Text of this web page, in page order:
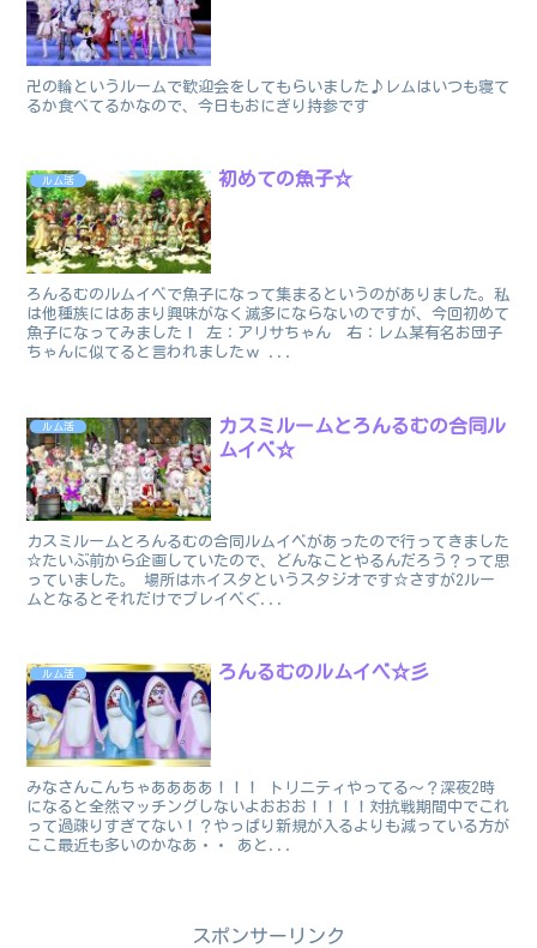
卍の輪というルームで歓迎会をしてもらいました♪レムはいつも寝て
るか食べてるかなので、今日もおにぎり持参です
ルム活 初めての魚子☆
ろんるむのルムイベで魚子になって集まるというのがありました。私
は他種族にはあまり興味がなく滅多にならないのですが、今回初めて
魚子になってみました！ 左：アリサちゃん 右：レム某有名お団子
ちゃんに似てると言われましたｗ ...
ルム活
カスミルームとろんるむの合同ル
ムイベ☆
カスミルームとろんるむの合同ルムイベがあったので行ってきました
☆たいぶ前から企画していたので、どんなことやるんだろう？って思
っていました。 場所はホイスタというスタジオです☆さすが2ルー
ムとなるとそれだけでプレイベぐ...
ルム活 ろんるむのルムイベ☆彡
みなさんこんちゃああああ！！！ トリニティやってる～？深夜2時
になると全然マッチングしないよおおお！！！！対抗戦期間中でこれ
って過疎りすぎてない！？やっぱり新規が入るよりも減っている方が
ここ最近も多いのかなあ・・ あと...
スポンサーリンク